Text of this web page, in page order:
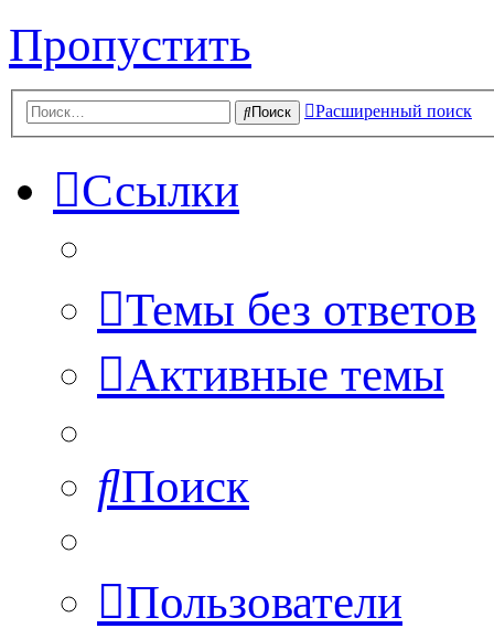
Пропустить
Поиск Расширенный поиск
Ссылки
Темы без ответов
Активные темы
Поиск
Пользователи